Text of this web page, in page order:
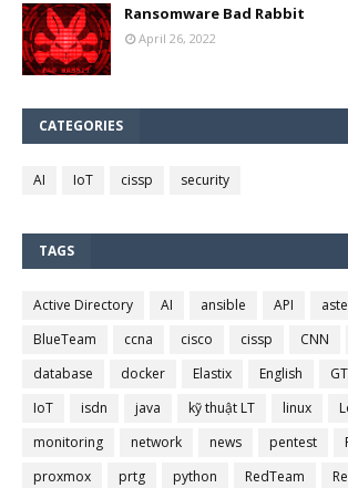
Ransomware Bad Rabbit
April 26, 2022
CATEGORIES
AI IoT cissp security
TAGS
Active Directory AI ansible API
BlueTeam
ccna cisco cissp CNN
database
docker Elastix English GT
IoT
isdn java kỹ thuật LT linux
monitoring
network news pentest
proxmox
prtg python RedTeam